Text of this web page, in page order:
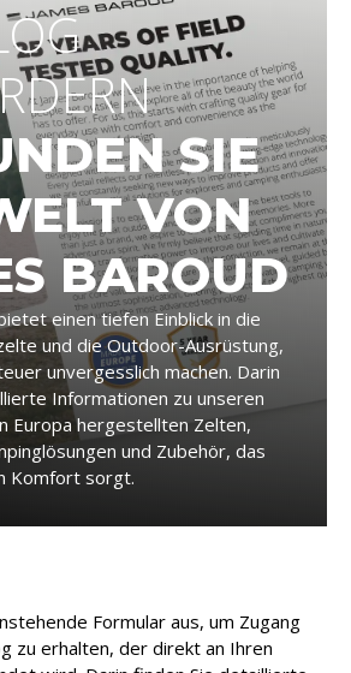
SIE
VON
BAROUD
einen tiefen Einblick in die
und die Outdoor-Ausrüstung,
unvergesslich machen. Darin
Informationen zu unseren
Europa hergestellten Zelten,
und Zubehör, das
Komfort sorgt.
Formular aus, um Zugang
zu erhalten, der direkt an Ihren